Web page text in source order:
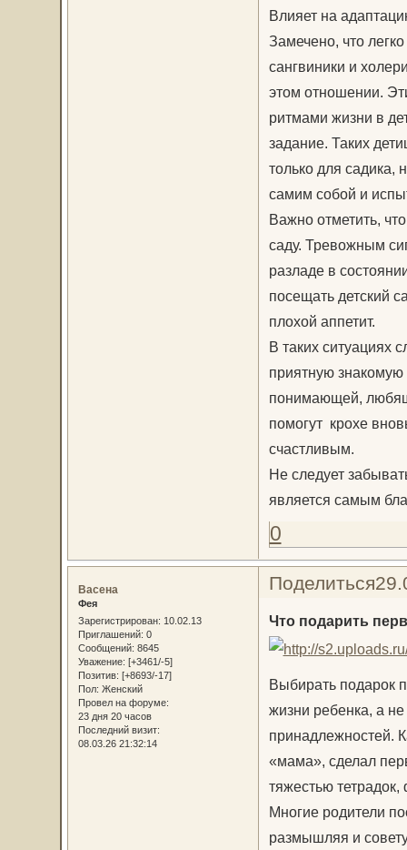
Влияет на
Замечено, что
сангвиники и
этом отношении.
ритмами жизни в
задание. Таких
только для
самим собой и
Важно отметить,
саду. Тревожным
разладе в
посещать детский
плохой аппетит.
В таких ситуациях
приятную
понимающей,
помогут крохе
счастливым.
Не следует
является самым
0
Поделиться
Васена
Фея
Зарегистрирован: 10.02.13
Приглашений: 0
Сообщений: 8645
Уважение: [+3461/-5]
Позитив: [+8693/-17]
Пол: Женский
Провел на форуме:
23 дня 20 часов
Последний визит:
08.03.26 21:32:14
Что подарить
Выбирать подарок
жизни ребенка, а
принадлежностей.
«мама», сделал
тяжестью
Многие родители
размышляя и